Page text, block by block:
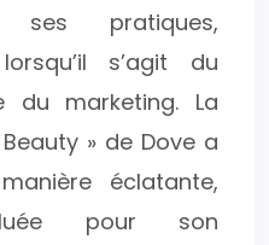
pratiques,
s’agit du
du marketing. La
» de Dove a
éclatante,
pour son